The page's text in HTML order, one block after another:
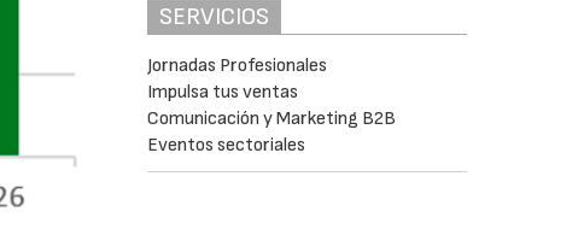
SERVICIOS
Jornadas Profesionales
Impulsa tus ventas
Comunicación y Marketing B2B
Eventos sectoriales